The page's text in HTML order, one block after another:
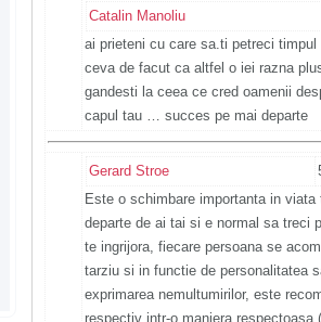
Catalin Manoliu
ai prieteni cu care sa.ti petreci
ceva de facut ca altfel o iei razna
gandesti la ceea ce cred oamenii
capul tau … succes pe mai departe
Gerard Stroe
Este o schimbare importanta in
departe de ai tai si e normal sa treci
te ingrijora, fiecare persoana se
tarziu si in functie de personalitatea
exprimarea nemultumirilor, este
respectiv intr-o maniera